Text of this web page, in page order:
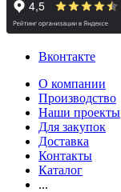
Вконтакте
О компании
Производство
Наши проекты
Для закупок
Доставка
Контакты
Каталог
...